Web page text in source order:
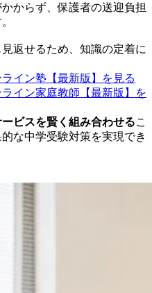
からず、保護者の送迎負担
返せるため、知識の定着に
イン塾【最新版】を見る
イン家庭教師【最新版】を
ビスを賢く組み合わせるこ
な中学受験対策を実現でき